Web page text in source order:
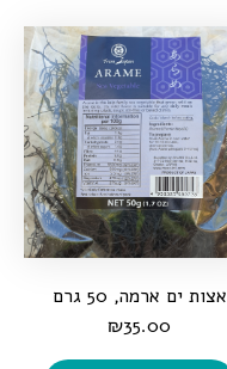
אצות ים ארמה, 50 גרם
₪35.00